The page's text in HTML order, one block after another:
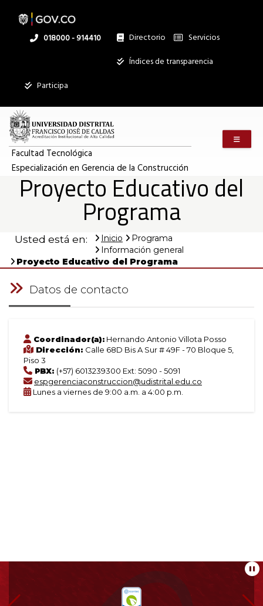
contenido
Linea
018000 - 914410 Directorio
Institucional
Servicios
Índices de transparencia
Participa
Facultad Tecnológica
Especialización en Gerencia de la Construcción
Proyecto Educativo del
Programa
Usted está en: Inicio
Programa
Información general
Proyecto Educativo del Programa
Datos de contacto
Coordinador(a): Hernando Antonio Villota Posso
Dirección: Calle 68D Bis A Sur # 49F - 70 Bloque 5,
Piso 3
PBX: (+57) 6013239300 Ext: 5090 - 5091
espgerenciaconstruccion@udistrital.edu.co
Lunes a viernes de 9:00 a.m. a 4:00 p.m.
Información